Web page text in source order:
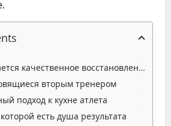
качественное восстановление
вторым тренером
подход к кухне атлета
есть душа результата